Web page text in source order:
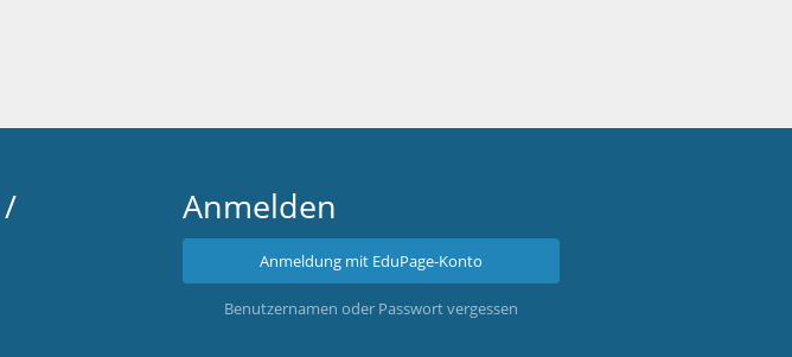
Anmelden
Anmeldung mit EduPage-Konto
Benutzernamen oder Passwort vergessen